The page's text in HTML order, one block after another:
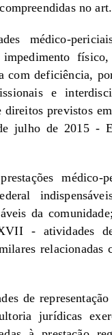
no
médico-
impedimento
com deficiência,
e
direitos previstos
julho de 2015 -
médico-
da
- atividades
relacionadas
de
jurídicas